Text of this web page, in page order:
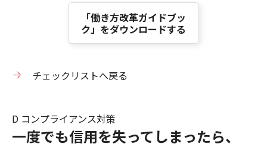
「働き方改革ガイドブッ
ク」をダウンロードする
チェックリストへ戻る
D コンプライアンス対策
一度でも信用を失ってしまったら、